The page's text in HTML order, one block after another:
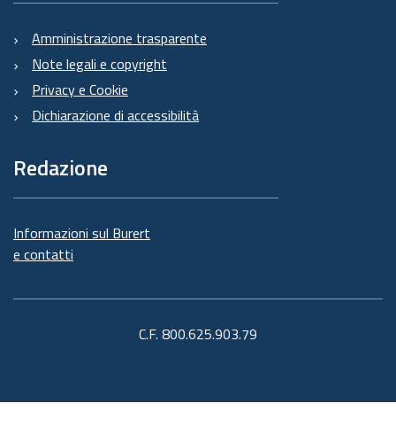
Amministrazione trasparente
Note legali e copyright
Privacy e Cookie
Dichiarazione di accessibilità
Redazione
Informazioni sul Burert
e contatti
C.F. 800.625.903.79